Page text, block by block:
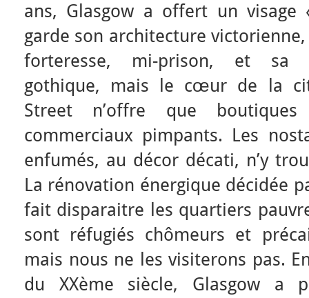
ans, Glasgow a offert un visage
garde son architecture
forteresse, mi-prison, et sa
gothique, mais le cœur de la
Street n’offre que
commerciaux pimpants. Les
enfumés, au décor décati, n’y
La rénovation énergique décidée
fait disparaitre les quartiers
sont réfugiés chômeurs et
mais nous ne les visiterons pas.
du XXème siècle, Glasgow